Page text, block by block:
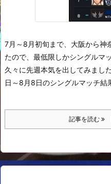
7月～8月初旬まで、大阪から神
たので、最低限しかシングルマ
久々に先週本気を出してみまし
日～8月8日のシングルマッチ結
記事を読む